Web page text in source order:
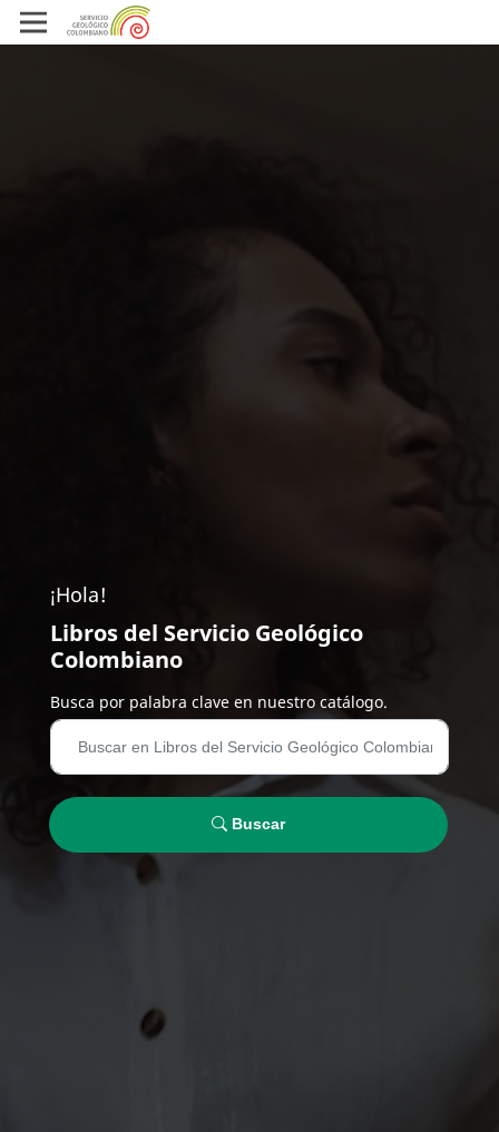
¡Hola!
Libros del Servicio Geológico
Colombiano
Busca por palabra clave en nuestro catálogo.
Buscar